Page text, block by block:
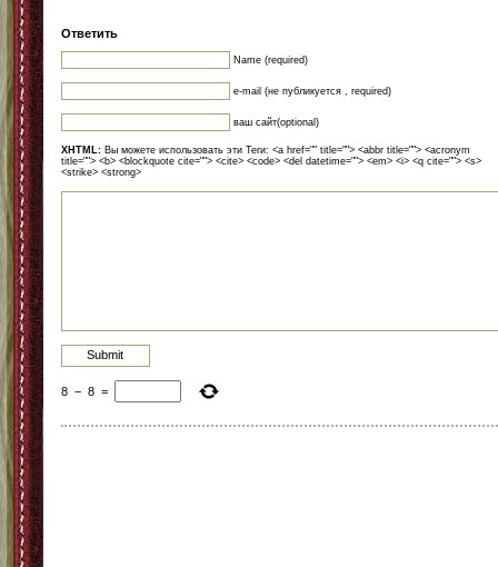
Ответить
Name (required)
e-mail (не публикуется , required)
ваш сайт(optional)
XHTML: Вы можете использовать эти Теги: <a href="" title=""> <abbr title=""> <acronym
title=""> <b> <blockquote cite=""> <cite> <code> <del datetime=""> <em> <i> <q cite=""> <s>
<strike> <strong>
8 − 8 =